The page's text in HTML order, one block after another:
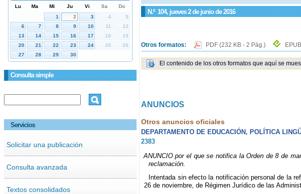
Consulta simple
Servicios
Solicitar una publicación
Consulta avanzada
Textos consolidados
N.º 104, jueves 2 de junio de 2016
Otros formatos: PDF (232 KB - 2 Pág.) EPUB
El contenido de los otros formatos que aquí se
ANUNCIOS
Otros anuncios oficiales
DEPARTAMENTO DE EDUCACIÓN, POLÍTICA
2383
ANUNCIO por el que se notifica la Orden de 8 de
reclamación.
Intentada sin efecto la notificación personal de la
26 de noviembre, de Régimen Jurídico de las